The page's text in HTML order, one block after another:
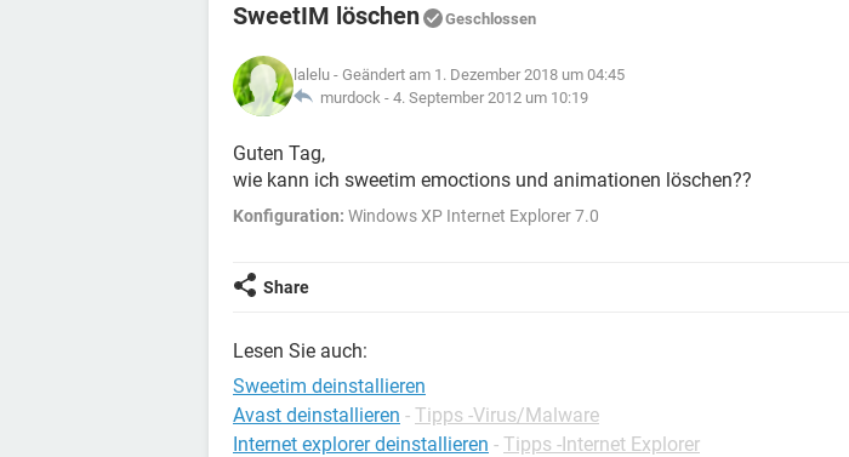
SweetIM löschen Geschlossen
lalelu - Geändert am 1. Dezember 2018 um 04:45
murdock - 4. September 2012 um 10:19
Guten Tag,
wie kann ich sweetim emoctions und animationen löschen??
Konfiguration: Windows XP Internet Explorer 7.0
Share
Lesen Sie auch:
Sweetim deinstallieren
Avast deinstallieren - Tipps -Virus/Malware
Internet explorer deinstallieren - Tipps -Internet Explorer